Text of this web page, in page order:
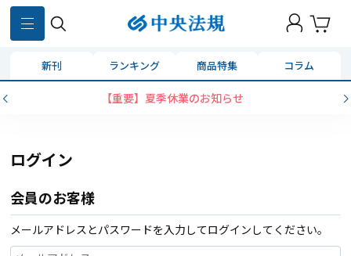
新刊 ランキング 商品特集 コラム
【重要】夏季休業のお知らせ
ログイン
会員のお客様
メールアドレスとパスワードを入力してログインしてください。